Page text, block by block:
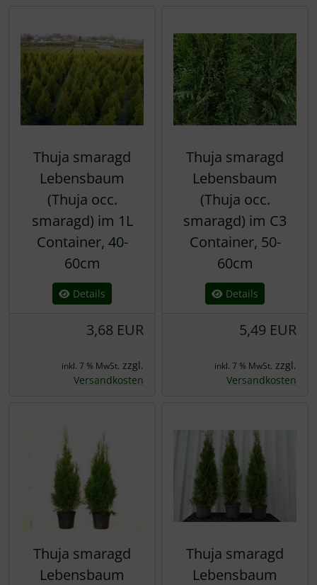
Thuja smaragd
Lebensbaum
(Thuja occ.
smaragd) im 1L
Container, 40-
60cm
Details
3,68 EUR
inkl. 7 % MwSt. zzgl.
Versandkosten
Thuja smaragd
Lebensbaum
(Thuja occ.
smaragd) im C3
Container, 50-
60cm
Details
5,49 EUR
inkl. 7 % MwSt. zzgl.
Versandkosten
Thuja smaragd
Lebensbaum
Thuja smaragd
Lebensbaum